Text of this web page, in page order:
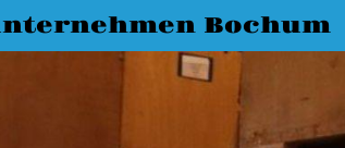
Bochum